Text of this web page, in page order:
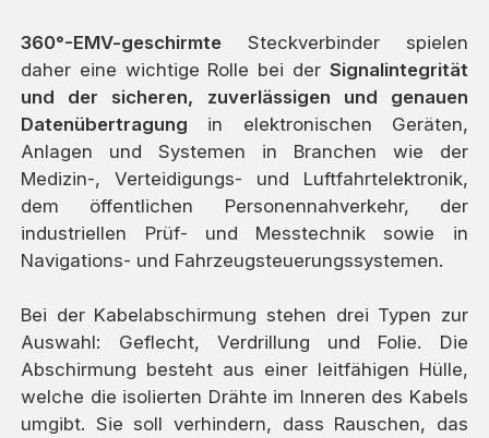
360°-EMV-geschirmte Steckverbinder spielen
daher eine wichtige Rolle bei der Signalintegrität
und der sicheren, zuverlässigen und genauen
Datenübertragung in elektronischen Geräten,
Anlagen und Systemen in Branchen wie der
Medizin-, Verteidigungs- und Luftfahrtelektronik,
dem öffentlichen Personennahverkehr, der
industriellen Prüf- und Messtechnik sowie in
Navigations- und Fahrzeugsteuerungssystemen.
Bei der Kabelabschirmung stehen drei Typen zur
Auswahl: Geflecht, Verdrillung und Folie. Die
Abschirmung besteht aus einer leitfähigen Hülle,
welche die isolierten Drähte im Inneren des Kabels
umgibt. Sie soll verhindern, dass Rauschen, das